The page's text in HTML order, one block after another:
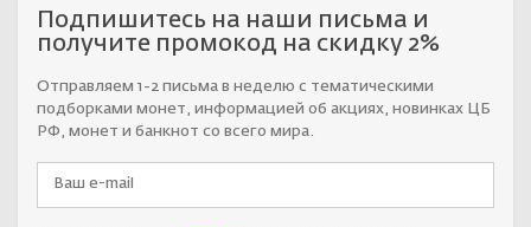
Подпишитесь на наши письма и
получите промокод на скидку 2%
Отправляем 1-2 письма в неделю с тематическими
подборками монет, информацией об акциях, новинках ЦБ
РФ, монет и банкнот со всего мира.